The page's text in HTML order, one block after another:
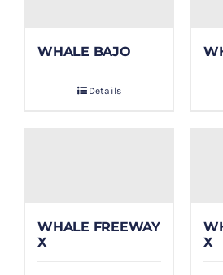
PAYMENT
WHALE BAJO
Details
WHALE FREEWAY
X
X